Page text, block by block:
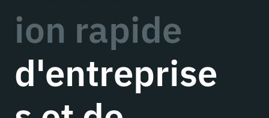
ion rapide
d'entreprise